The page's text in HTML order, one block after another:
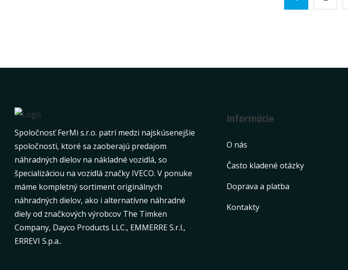
Spoločnosť FerMi s.r.o. patrí medzi najskúsenejšie
spoločnosti, ktoré sa zaoberajú predajom
náhradných dielov na nákladné vozidlá, so
špecializáciou na vozidlá značky IVECO. V ponuke
máme kompletný sortiment originálnych
náhradných dielov, ako i alternatívne náhradné
diely od značkových výrobcov The Timken
Company, Dayco Products LLC., EMMERRE S.r.l.,
ERREVI S.p.a..
Informácie
O nás
Často kladené otázky
Doprava a platba
Kontakty